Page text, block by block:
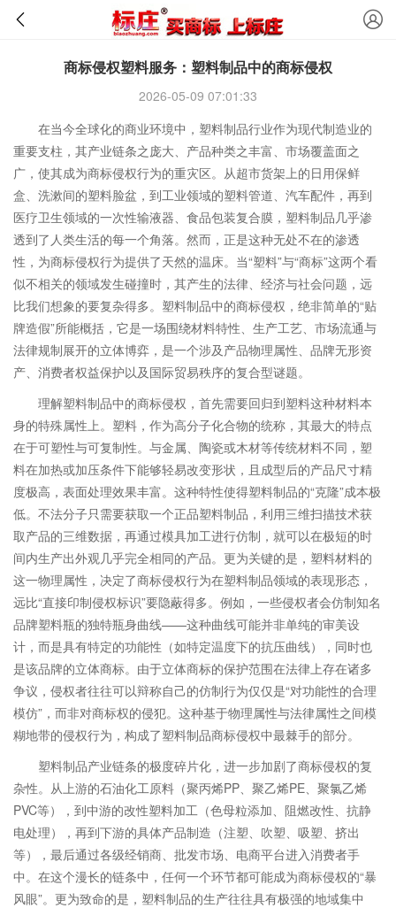
商标侵权塑料服务：塑料制品中的商标侵权
2026-05-09 07:01:33
在当今全球化的商业环境中，塑料制品行业作为现代制造业的
重要支柱，其产业链条之庞大、产品种类之丰富、市场覆盖面之
广，使其成为商标侵权行为的重灾区。从超市货架上的日用保鲜
盒、洗漱间的塑料脸盆，到工业领域的塑料管道、汽车配件，再到
医疗卫生领域的一次性输液器、食品包装复合膜，塑料制品几乎渗
透到了人类生活的每一个角落。然而，正是这种无处不在的渗透
性，为商标侵权行为提供了天然的温床。当“塑料”与“商标”这两个看
似不相关的领域发生碰撞时，其产生的法律、经济与社会问题，远
比我们想象的要复杂得多。塑料制品中的商标侵权，绝非简单的“贴
牌造假”所能概括，它是一场围绕材料特性、生产工艺、市场流通与
法律规制展开的立体博弈，是一个涉及产品物理属性、品牌无形资
产、消费者权益保护以及国际贸易秩序的复合型谜题。
理解塑料制品中的商标侵权，首先需要回归到塑料这种材料本
身的特殊属性上。塑料，作为高分子化合物的统称，其最大的特点
在于可塑性与可复制性。与金属、陶瓷或木材等传统材料不同，塑
料在加热或加压条件下能够轻易改变形状，且成型后的产品尺寸精
度极高，表面处理效果丰富。这种特性使得塑料制品的“克隆”成本极
低。不法分子只需要获取一个正品塑料制品，利用三维扫描技术获
取产品的三维数据，再通过模具加工进行仿制，就可以在极短的时
间内生产出外观几乎完全相同的产品。更为关键的是，塑料材料的
这一物理属性，决定了商标侵权行为在塑料制品领域的表现形态，
远比“直接印制侵权标识”要隐蔽得多。例如，一些侵权者会仿制知名
品牌塑料瓶的独特瓶身曲线——这种曲线可能并非单纯的审美设
计，而是具有特定的功能性（如特定温度下的抗压曲线），同时也
是该品牌的立体商标。由于立体商标的保护范围在法律上存在诸多
争议，侵权者往往可以辩称自己的仿制行为仅仅是“对功能性的合理
模仿”，而非对商标权的侵犯。这种基于物理属性与法律属性之间模
糊地带的侵权行为，构成了塑料制品商标侵权中最棘手的部分。
塑料制品产业链条的极度碎片化，进一步加剧了商标侵权的复
杂性。从上游的石油化工原料（聚丙烯PP、聚乙烯PE、聚氯乙烯
PVC等），到中游的改性塑料加工（色母粒添加、阻燃改性、抗静
电处理），再到下游的具体产品制造（注塑、吹塑、吸塑、挤出
等），最后通过各级经销商、批发市场、电商平台进入消费者手
中。在这个漫长的链条中，任何一个环节都可能成为商标侵权的“暴
风眼”。更为致命的是，塑料制品的生产往往具有极强的地域集中